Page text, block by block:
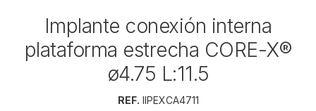
Implante conexión interna
plataforma estrecha CORE-X®
ø4.75 L:11.5
REF. IIPEXCA4711